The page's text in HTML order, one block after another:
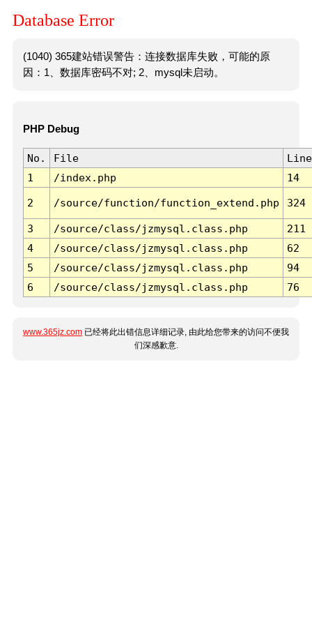
Database Error
(1040) 365建站错误警告：连接数据库失败，可能的原
因：1、数据库密码不对; 2、mysql未启动。
PHP Debug
No. File
Line
1
/index.php 14
2 /source/function/function_extend.php 324
3 /source/class/jzmysql.class.php
211
4
/source/class/jzmysql.class.php
62
5
/source/class/jzmysql.class.php
94
6
/source/class/jzmysql.class.php 76
www.365jz.com 已经将此出错信息详细记录, 由此给您带来的访问不便我
们深感歉意.